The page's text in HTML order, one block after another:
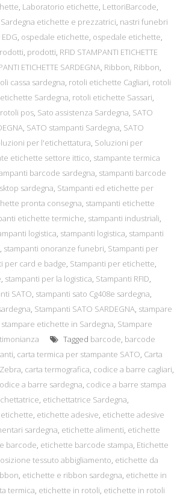
, Laboratorio etichette, LettoriBarcode,
Sardegna etichette e prezzatrici, nastri funebri
, ospedale etichette, ospedale etichette,
, prodotti, RFID STAMPANTI ETICHETTE
ETICHETTE SARDEGNA, Ribbon, Ribbon,
cassa sardegna, rotoli etichette Cagliari, rotoli
Sardegna, rotoli etichette Sassari,
rotoli pos, Sato assistenza Sardegna, SATO
, SATO stampanti Sardegna, SATO
per l'etichettatura, Soluzioni per
etichette settore ittico, stampante termica
barcode sardegna, stampanti barcode
sardegna, Stampanti ed etichette per
pronta consegna, stampanti etichette
etichette termiche, stampanti industriali,
logistica, stampanti logistica, stampanti
, stampanti onoranze funebri, Stampanti per
per card e badge, Stampanti per etichette,
, stampanti per la logistica, Stampanti RFID,
SATO, stampanti sato Cg408e sardegna,
, Stampanti SATO SARDEGNA, stampare
stampare etichette in Sardegna, Stampare
Tagged barcode, barcode
, carta termica per stampante SATO, Carta
, carta termografica, codice a barre cagliari,
a barre sardegna, codice a barre stampa
, etichettatrice Sardegna,
etichette, etichette adesive, etichette adesive
sardegna, etichette alimenti, etichette
barcode, etichette barcode stampa, Etichette
tessuto abbigliamento, etichette da
, etichette e ribbon sardegna, etichette in
termica, etichette in rotoli, etichette in rotoli